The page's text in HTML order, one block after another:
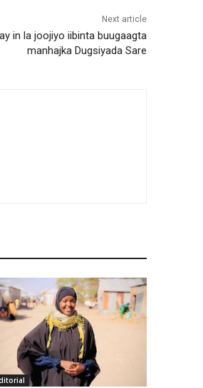
Next article
in la joojiyo iibinta buugaagta
manhajka Dugsiyada Sare